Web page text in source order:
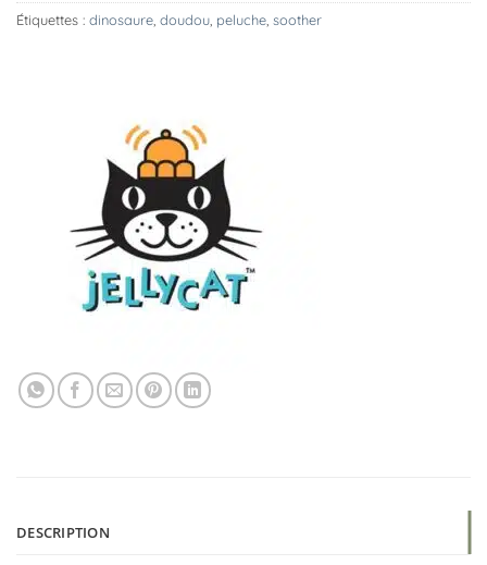
Étiquettes : dinosaure doudou peluche soother
DESCRIPTION